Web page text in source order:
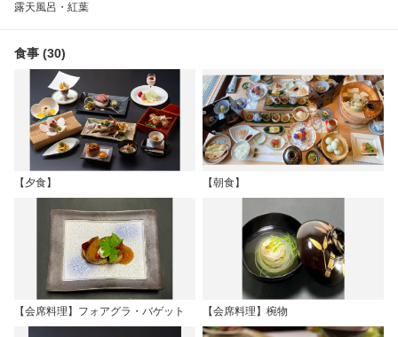
露天風呂・紅葉
食事 (30)
【夕食】 【朝食】
【会席料理】フォアグラ・バゲット 【会席料理】椀物